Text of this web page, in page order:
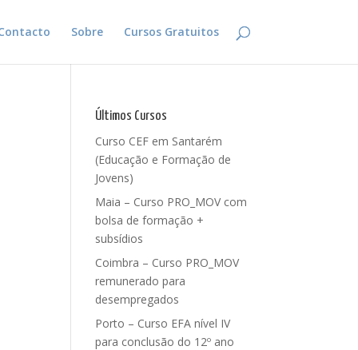
Sobre Cursos Gratuitos
Últimos Cursos
Curso CEF em Santarém
(Educação e Formação de
Jovens)
Maia – Curso PRO_MOV com
bolsa de formação +
subsídios
Coimbra – Curso PRO_MOV
remunerado para
desempregados
Porto – Curso EFA nível IV
para conclusão do 12º ano